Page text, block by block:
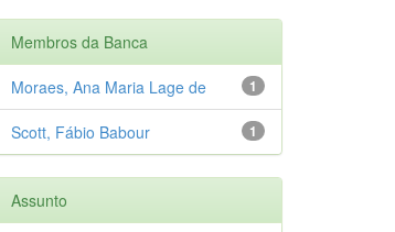
Membros da Banca
1
Moraes, Ana Maria Lage de
1
Scott, Fábio Babour
Assunto